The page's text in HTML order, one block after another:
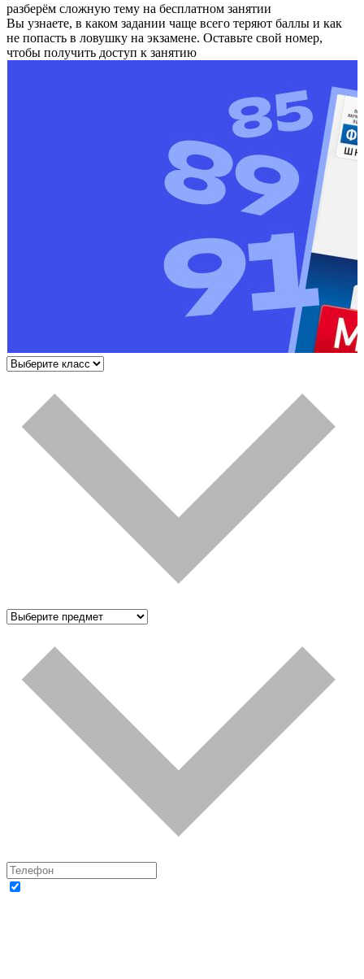
разберём сложную тему на бесплатном занятии
Вы узнаете, в каком задании чаще всего теряют баллы и как
не попасть в ловушку на экзамене. Оставьте свой номер,
чтобы получить доступ к занятию